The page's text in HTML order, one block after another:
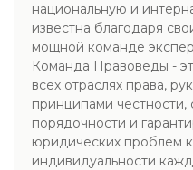
национальную и
известна благодаря
мощной команде
Команда Правоведы -
всех отраслях права,
принципами честности,
порядочности и
юридических проблем
индивидуальности